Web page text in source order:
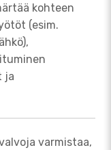
kohteen
(esim.
ja
varmistaa,